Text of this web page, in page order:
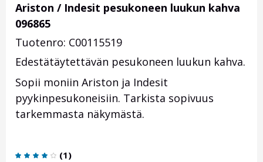
Ariston / Indesit pesukoneen luukun kahva
096865
Tuotenro: C00115519
Edestätäytettävän pesukoneen luukun kahva.
Sopii moniin Ariston ja Indesit
pyykinpesukoneisiin. Tarkista sopivuus
tarkemmasta näkymästä.
(1)